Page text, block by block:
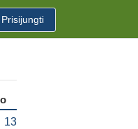
Prisijungti
13